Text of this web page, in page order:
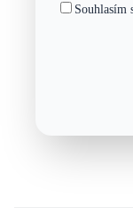
Souhlasím